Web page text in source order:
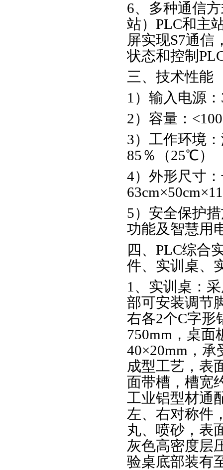
6、多种通信
站）PLC和主
屏实现S7通信
状态和控制
三、技术性能
1）输入电源
2）容量：
3）工作环境
85％（25℃）
4）外形尺寸
5）安全保护
功能及智慧用
四、PLC综合
件、实训桌、
1、实训桌：
部可安装调节
右各2个C字形
750mm，桌面
40×20mm，
成型工艺，表
面带槽，槽宽
工业铝型材通
左、右对称件
丸、喷砂，表
灰色高密度层
验桌底部装有